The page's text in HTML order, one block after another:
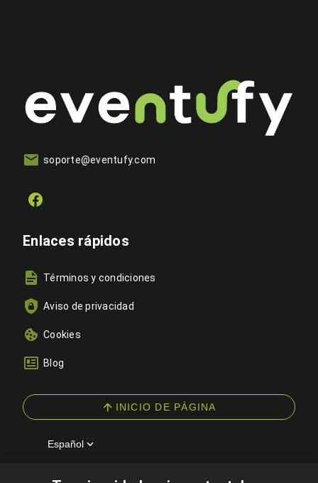
soporte@eventufy.com
Enlaces rápidos
Términos y condiciones
Aviso de privacidad
Cookies
Blog
INICIO DE PÁGINA
Español